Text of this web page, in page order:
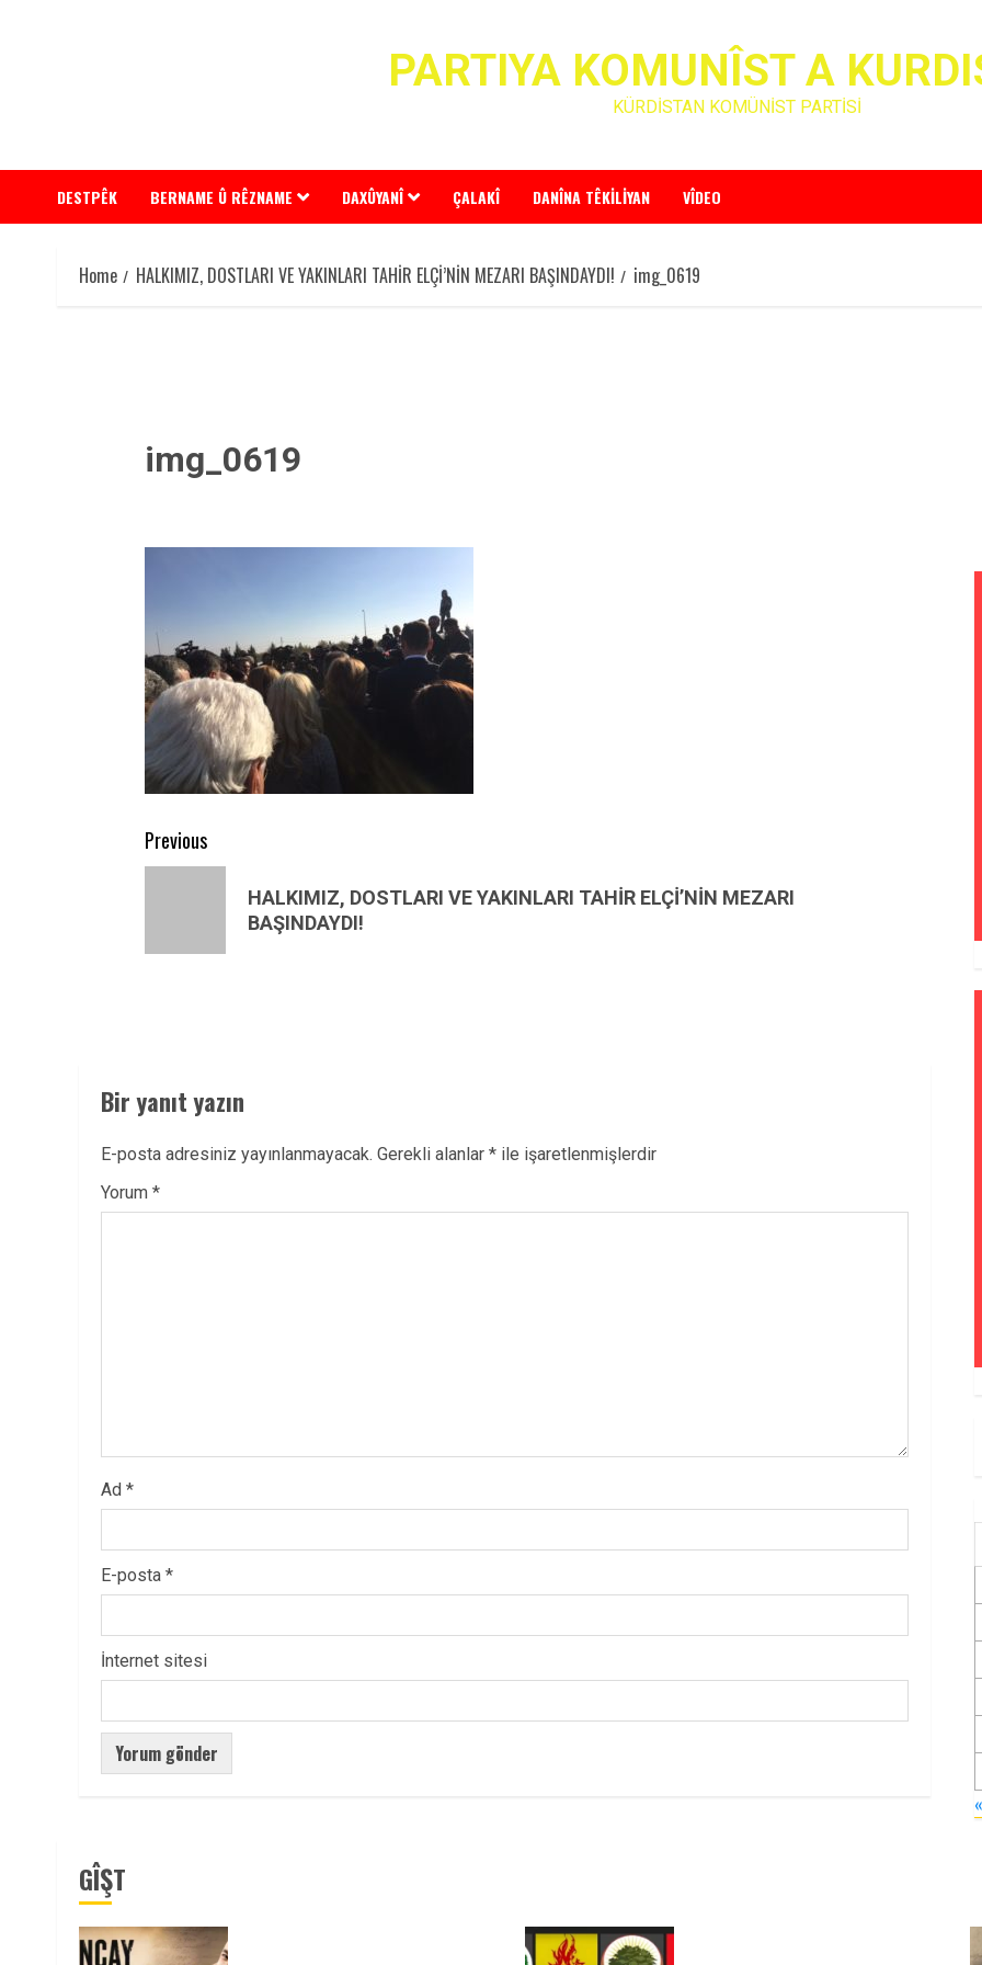
PARTIYA KOMUNÎST A
KÜRDİSTAN KOMÜNİST PARTİSİ
DESTPÊK BERNAME Û RÊZNAME DAXÛYANÎ ÇALAKÎ DANÎNA TÊKILIYAN VÎDEO
Home HALKIMIZ, DOSTLARI VE YAKINLARI TAHİR ELÇİ’NİN MEZARI BAŞINDAYDI! img_0619
img_0619
Post
navigation
Previous
HALKIMIZ, DOSTLARI VE YAKINLARI TAHİR ELÇİ’NİN MEZARI
BAŞINDAYDI!
Bir yanıt yazın
E-posta adresiniz yayınlanmayacak. Gerekli alanlar * ile işaretlenmişlerdir
Yorum *
Ad *
E-posta *
İnternet sitesi
GÎŞT